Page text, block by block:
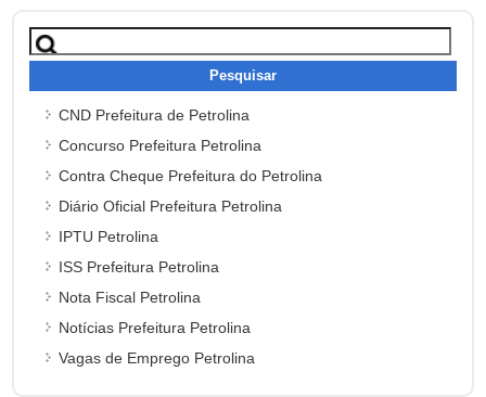
Pesquisar
por:
CND Prefeitura de Petrolina
Concurso Prefeitura Petrolina
Contra Cheque Prefeitura do Petrolina
Diário Oficial Prefeitura Petrolina
IPTU Petrolina
ISS Prefeitura Petrolina
Nota Fiscal Petrolina
Notícias Prefeitura Petrolina
Vagas de Emprego Petrolina